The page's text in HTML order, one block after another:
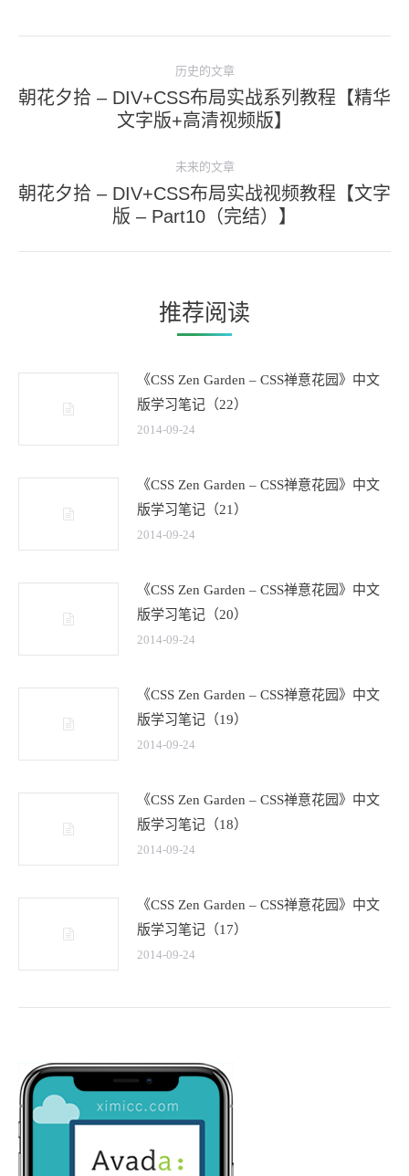
导
历史的文章
历
史
文
章：
朝花夕拾 – DIV+CSS布局实战系列教程【精华
文字版+高清视频版】
未来的文章
未
的
章：
朝花夕拾 – DIV+CSS布局实战视频教程【文字
版 – Part10（完结）】
推荐阅读
《CSS Zen Garden – CSS禅意花园》中文
版学习笔记（22）
2014-09-24
《CSS Zen Garden – CSS禅意花园》中文
版学习笔记（21）
2014-09-24
《CSS Zen Garden – CSS禅意花园》中文
版学习笔记（20）
2014-09-24
《CSS Zen Garden – CSS禅意花园》中文
版学习笔记（19）
2014-09-24
《CSS Zen Garden – CSS禅意花园》中文
版学习笔记（18）
2014-09-24
《CSS Zen Garden – CSS禅意花园》中文
版学习笔记（17）
2014-09-24